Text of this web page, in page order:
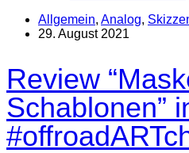
Allgemein, Analog,
29. August 2021
Review
Schablonen”